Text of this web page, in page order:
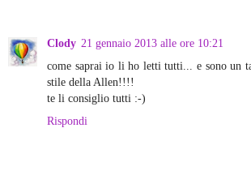
Clody 21 gennaio 2013 alle ore 10:21
come saprai io li ho letti tutti... e sono un
stile della Allen!!!!
te li consiglio tutti :-)
Rispondi